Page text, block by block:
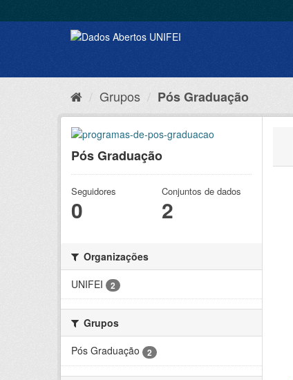
Grupos Pós Graduação
Pós Graduação
Seguidores
0
Conjuntos de dados
2
Organizações
UNIFEI
2
Grupos
Pós Graduação
2